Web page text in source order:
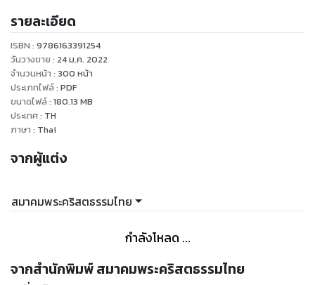
หนังสือเล่มนี้จะช่วยให้ผู้อ่านเข้าถึงความรู้สึกของผู้เขียนพระธรรม
ทั้งสองนี้
รายละเอียด
ISBN : 9786163391254
วันวางขาย : 24 ม.ค. 2022
จำนวนหน้า : 300 หน้า
ประเภทไฟล์: PDF
ขนาดไฟล์: 180.13 MB
ประเทศ: TH
ภาษา : Thai
จากผู้แต่ง
สมาคมพระคริสตธรรมไทย
กำลังโหลด ...
จากสำนักพิมพ์ สมาคมพระคริสตธรรมไทย